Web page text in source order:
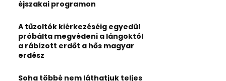
H
éjszakai programon
A tűzoltók kiérkezéséig egyedül
próbálta megvédeni a lángoktól
a rábízott erdőt a hős magyar
erdész
Soha többé nem láthatjuk teljes